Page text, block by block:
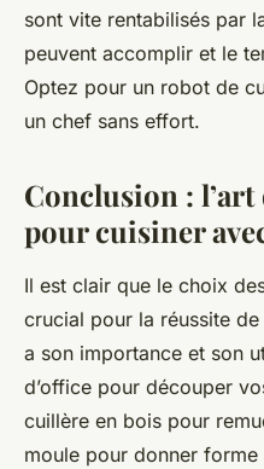
sont vite rentabilisés par
peuvent accomplir et le
Optez pour un robot de
un chef sans effort.
Conclusion : l’art
pour cuisiner
Il est clair que le choix
crucial pour la réussite
a son importance et son
d’office pour découper
cuillère en bois pour
moule pour donner forme